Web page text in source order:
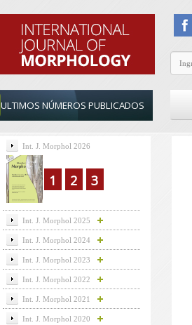
ULTIMOS NÚMEROS PUBLICADOS
Int. J. Morphol 2026
1 2 3
Int. J. Morphol 2025
Int. J. Morphol 2024
Int. J. Morphol 2023
Int. J. Morphol 2022
Int. J. Morphol 2021
Int. J. Morphol 2020